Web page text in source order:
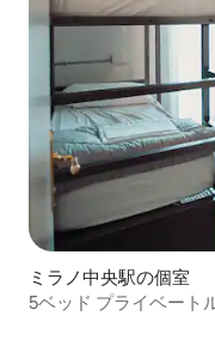
ミラノ中央駅の個室
5ベッド プライベート